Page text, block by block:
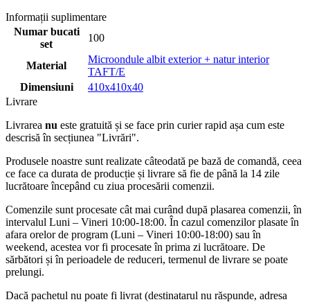
Informații suplimentare
Numar bucati
set
100
Material
Microondule albit exterior + natur interior
TAFT/E
Dimensiuni
410x410x40
Livrare
Livrarea nu este gratuită și se face prin curier rapid așa cum este
descrisă în secțiunea "Livrări".
Produsele noastre sunt realizate câteodată pe bază de comandă, ceea
ce face ca durata de producție și livrare să fie de până la 14 zile
lucrătoare începând cu ziua procesării comenzii.
Comenzile sunt procesate cât mai curând după plasarea comenzii, în
intervalul Luni – Vineri 10:00-18:00. În cazul comenzilor plasate în
afara orelor de program (Luni – Vineri 10:00-18:00) sau în
weekend, acestea vor fi procesate în prima zi lucrătoare. De
sărbători și în perioadele de reduceri, termenul de livrare se poate
prelungi.
Dacă pachetul nu poate fi livrat (destinatarul nu răspunde, adresa